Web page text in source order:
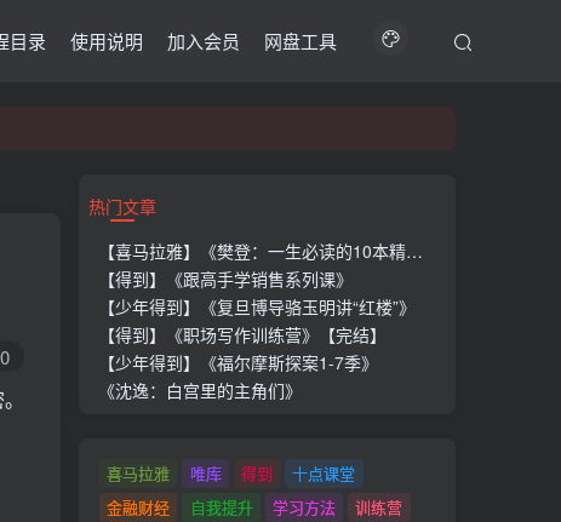
目录 使用说明 加入会员 网盘工具
0
热门文章
【喜马拉雅】《樊登：一生必读的10本精选好书》
【得到】《跟高手学销售系列课》
【少年得到】《复旦博导骆玉明讲“红楼”》
【得到】《职场写作训练营》【完结】
【少年得到】《福尔摩斯探案1-7季》
《沈逸：白宫里的主角们》
喜马拉雅 唯库 得到
十点课堂
金融财经
自我提升 学习方法
训练营